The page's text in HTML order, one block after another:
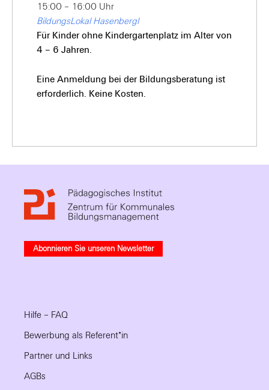
15:00 – 16:00 Uhr
BildungsLokal Hasenbergl
Für Kinder ohne Kindergartenplatz im Alter von
4 – 6 Jahren.
Eine Anmeldung bei der Bildungsberatung ist
erforderlich. Keine Kosten.
Abonnieren Sie unseren Newsletter
Hilfe – FAQ
Bewerbung als Referent*in
Partner und Links
AGBs